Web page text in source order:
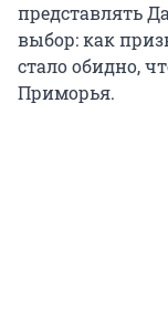
представлять
выбор: как
стало обидно,
Приморья.